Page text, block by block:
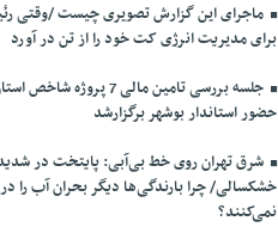
ماجرای این گزارش تصویری چیست /وقتی
برای مدیریت انرژی کت خود را از تن در آورد
جلسه بررسی تامین مالی 7 پروژه
حضور استاندار بوشهر برگزارشد
شرق تهران روی خط بی‌آبی: پایتخت در
خشکسالی/ چرا بارندگی‌ها دیگر بحران آب را
نمی‌کنند؟